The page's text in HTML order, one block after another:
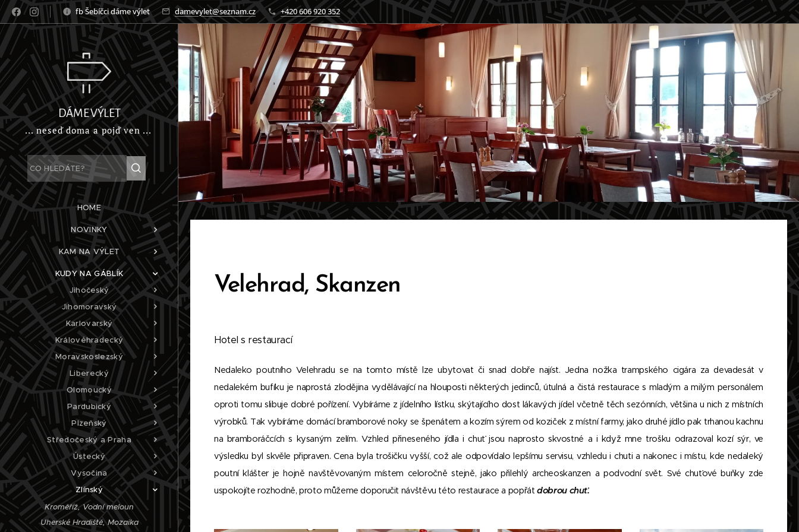
fb Šebíčci dáme výlet damevylet@seznam.cz +420 606 920 352
DÁME VÝLET
... neseď doma a pojď ven ...
HOME
NOVINKY
KAM NA VÝLET
KUDY NA GÁBLÍK
Jihočeský
Jihomoravský
Karlovarský
Královéhradecký
Moravskoslezský
Liberecký
Olomoucký
Pardubický
Plzeňský
Středočeský a Praha
Ústecký
Vysočina
Zlínský
Kroměříž, Vodní meloun
Uherské Hradiště, Mozaika
Velehrad, Skanzen
Hotel s restaurací
Nedaleko poutního Velehradu se na tomto místě lze ubytovat či snad dobře najíst. Jedna nožka trampského cigára za devadesát v
nedalekém bufíku je naprostá zlodějina vydělávající na hlouposti některých jedinců, útulná a čistá restaurace s mladým a milým personálem
oproti tomu slibuje dobré pořízení. Vybíráme z jídelního lístku, skýtajícího dost lákavých jídel včetně těch sezónních, většina u nich z místních
výrobků. Tak vybíráme domácí bramborové noky se špenátem a kozím sýrem od koziček z místní farmy, jako druhé jídlo pak trhanou kachnu
na bramboráčcích s kysaným zelím. Vzhled přineseného jídla i chuť jsou naprosto skvostné a i když mne trošku odrazoval kozí sýr, ve
výsledku byl skvěle připraven. Cena byla trošičku vyšší, což ale odpovídalo lepšímu servisu, vzhledu i chuti a nakonec i místu, kde nedaleký
poutní klášter je hojně navštěvovaným místem celoročně stejně, jako přilehlý archeoskanzen a podvodní svět. Své chuťové buňky zde
uspokojíte rozhodně, proto můžeme doporučit návštěvu této restaurace a popřátdobrou chuť.